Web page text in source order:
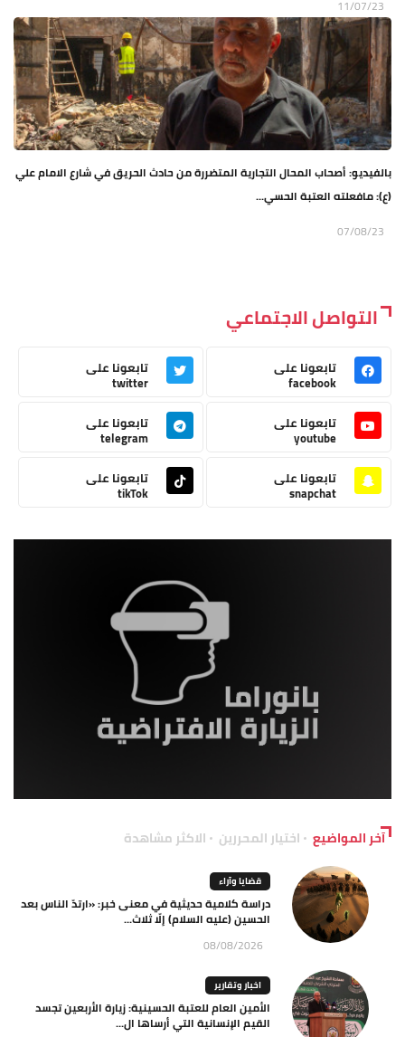
11/07/23
بالفيديو: أصحاب المحال التجارية المتضررة من حادث الحريق في شارع الامام علي
(ع): مافعلته العتبة الحسي...
07/08/23
التواصل الاجتماعي
تابعونا على
facebook
تابعونا على
twitter
تابعونا على
youtube
تابعونا على
telegram
تابعونا على
snapchat
تابعونا على
tikTok
آخر المواضيع اختيار المحررين الاكثر مشاهدة
قضايا وآراء
دراسة كلامية حديثية في معنى خبر: «ارتدّ الناس بعد
الحسين (عليه السلام) إلّا ثلاث...
08/08/2026
اخبار وتقارير
الأمين العام للعتبة الحسينية: زيارة الأربعين تجسد
القيم الإنسانية التي أرساها ال...